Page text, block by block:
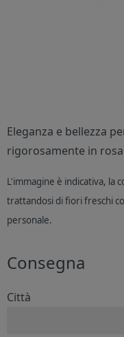
Eleganza e bellezza
rigorosamente in
L'immagine è indicativa, la
trattandosi di fiori freschi
personale.
Consegna
Città